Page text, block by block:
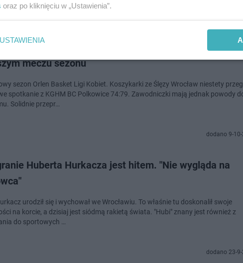
U NAS! Koszykarka Ślęzy Wrocław o przegranej w
meczu sezonu
sezon Orlen Basket Ligi Kobiet. Koszykarki ze Ślęzy Wrocław niestety
spotkanie z KGHM BC Polkowice 74:79. ​Zawodniczki mają jednak powody
Solidnie przepr…
dodano 9-
Huberta Hurkacza jest hitem. "Nie wygląda na
urodził się i wychował we Wrocławiu. To właśnie tu doskonalił swoje
na korcie, a dzisiaj jest siódmą rakietą świata. "Hubi" znany jest również z
do sportowych …
dodano 23-
oraz po kliknięciu w „Ustawienia”.
USTAWIENIA